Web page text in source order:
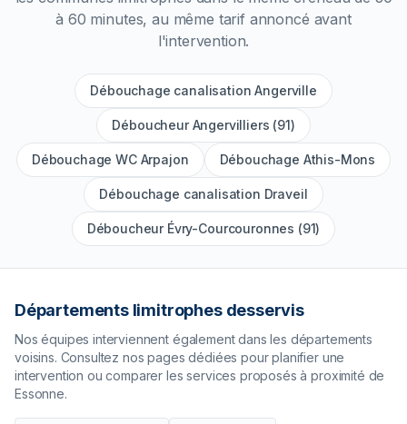
à 60 minutes, au même tarif annoncé avant
l'intervention.
Débouchage canalisation Angerville
Déboucheur Angervilliers (91)
Débouchage WC Arpajon Débouchage Athis-Mons
Débouchage canalisation Draveil
Déboucheur Évry-Courcouronnes (91)
Départements limitrophes desservis
Nos équipes interviennent également dans les départements
voisins. Consultez nos pages dédiées pour planifier une
intervention ou comparer les services proposés à proximité de
Essonne.